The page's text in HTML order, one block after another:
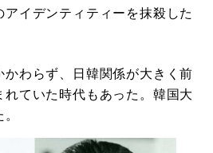
イデンティティーを抹殺した
わらず、日韓関係が大きく前
ていた時代もあった。韓国大